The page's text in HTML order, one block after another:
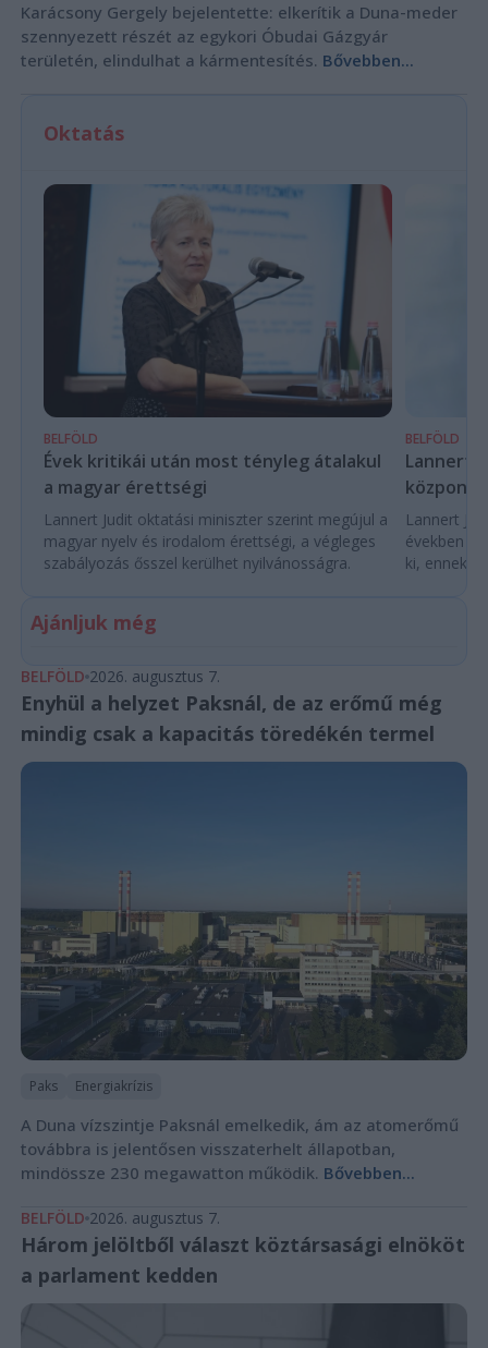
Karácsony Gergely bejelentette: elkerítik a Duna-meder
szennyezett részét az egykori Óbudai Gázgyár
területén, elindulhat a kármentesítés. Bővebben...
Oktatás
BELFÖLD
Évek kritikái után most tényleg átalakul
a magyar érettségi
Lannert Judit oktatási miniszter szerint megújul a
magyar nyelv és irodalom érettségi, a végleges
szabályozás ősszel kerülhet nyilvánosságra.
BELFÖLD
Lannert
Lannert
években
ki, ennek
Ajánljuk még
BELFÖLD 2026. augusztus 7.
Enyhül a helyzet Paksnál, de az erőmű még
mindig csak a kapacitás töredékén termel
Paks Energiakrízis
A Duna vízszintje Paksnál emelkedik, ám az atomerőmű
továbbra is jelentősen visszaterhelt állapotban,
mindössze 230 megawatton működik. Bővebben...
BELFÖLD 2026. augusztus 7.
Három jelöltből választ köztársasági elnököt
a parlament kedden